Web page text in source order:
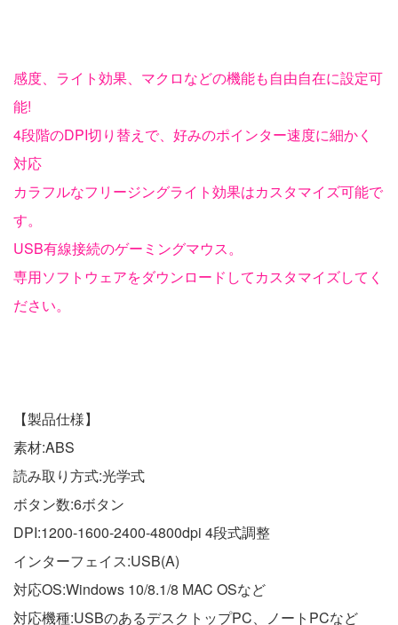
感度、ライト効果、マクロなどの機能も自由自在に設定可
能!
4段階のDPI切り替えで、好みのポインター速度に細かく
対応
カラフルなフリージングライト効果はカスタマイズ可能で
す。
USB有線接続のゲーミングマウス。
専用ソフトウェアをダウンロードしてカスタマイズしてく
ださい。
【製品仕様】
素材:ABS
読み取り方式:光学式
ボタン数:6ボタン
DPI:1200-1600-2400-4800dpi 4段式調整
インターフェイス:USB(A)
対応OS:Windows 10/8.1/8 MAC OSなど
対応機種:USBのあるデスクトップPC、ノートPCなど